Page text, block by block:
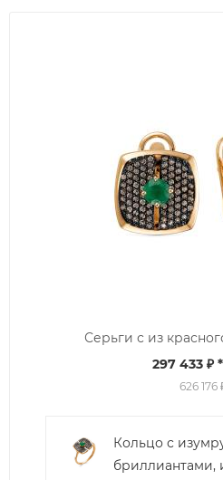
Серьги с из
297 433 ₽
626 176
Кольцо с
бриллиантами,